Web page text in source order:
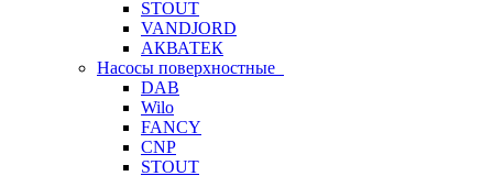
STOUT
VANDJORD
АКВАТЕК
Насосы поверхностные
DAB
Wilo
FANCY
CNP
STOUT